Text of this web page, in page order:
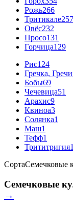
Рожь266
Тритикале257
Овёс232
Просо131
Горчица129
Рис124
Гречка,
Бобы69
Чечевица51
Арахис9
Квиноа3
Солянка1
Маш1
Тефф1
Трититригия1
СортаСемечковые
Семечковые
→